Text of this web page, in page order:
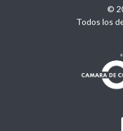
©
Todos los